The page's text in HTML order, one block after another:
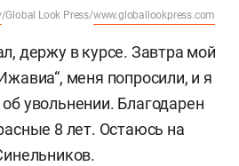
/Global Look Press/www.globallookpress.com
держу в курсе. Завтра мой
меня попросили, и я
увольнении. Благодарен
8 лет. Остаюсь на